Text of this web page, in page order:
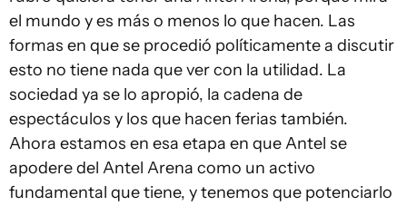
el mundo y es más o menos lo que hacen. Las
formas en que se procedió políticamente a discutir
esto no tiene nada que ver con la utilidad. La
sociedad ya se lo apropió, la cadena de
espectáculos y los que hacen ferias también.
Ahora estamos en esa etapa en que Antel se
apodere del Antel Arena como un activo
fundamental que tiene, y tenemos que potenciarlo